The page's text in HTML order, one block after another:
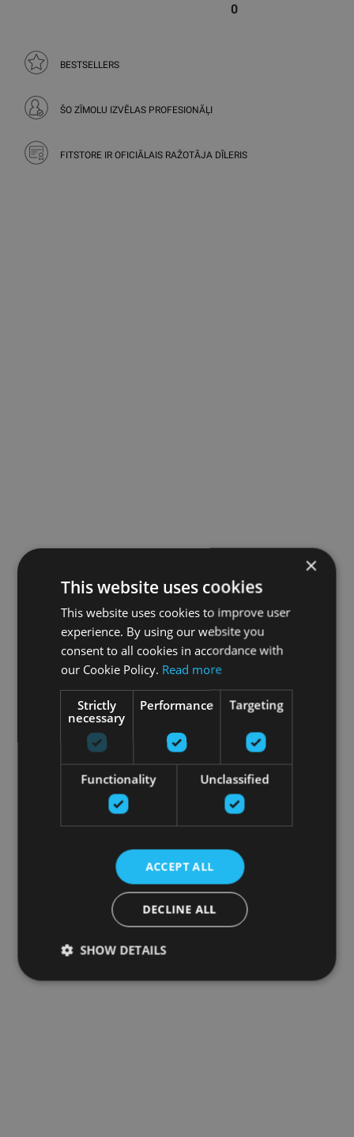
0
BESTSELLERS
ŠO ZĪMOLU IZVĒLAS PROFESIONĀĻI
FITSTORE IR OFICIĀLAIS RAŽOTĀJA DĪLERIS
×
This website uses cookies
This website uses cookies to improve user
experience. By using our website you
consent to all cookies in accordance with
our Cookie Policy. Read more
Strictly
necessary
Performance Targeting
Functionality Unclassified
ACCEPT ALL
DECLINE ALL
SHOW DETAILS